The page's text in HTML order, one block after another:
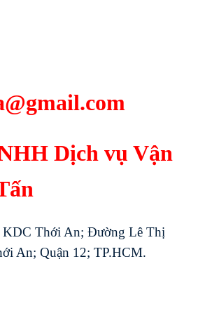
Dịch vụ Vận
KDC Thới An; Đường Lê Thị
An; Quận 12; TP.HCM.